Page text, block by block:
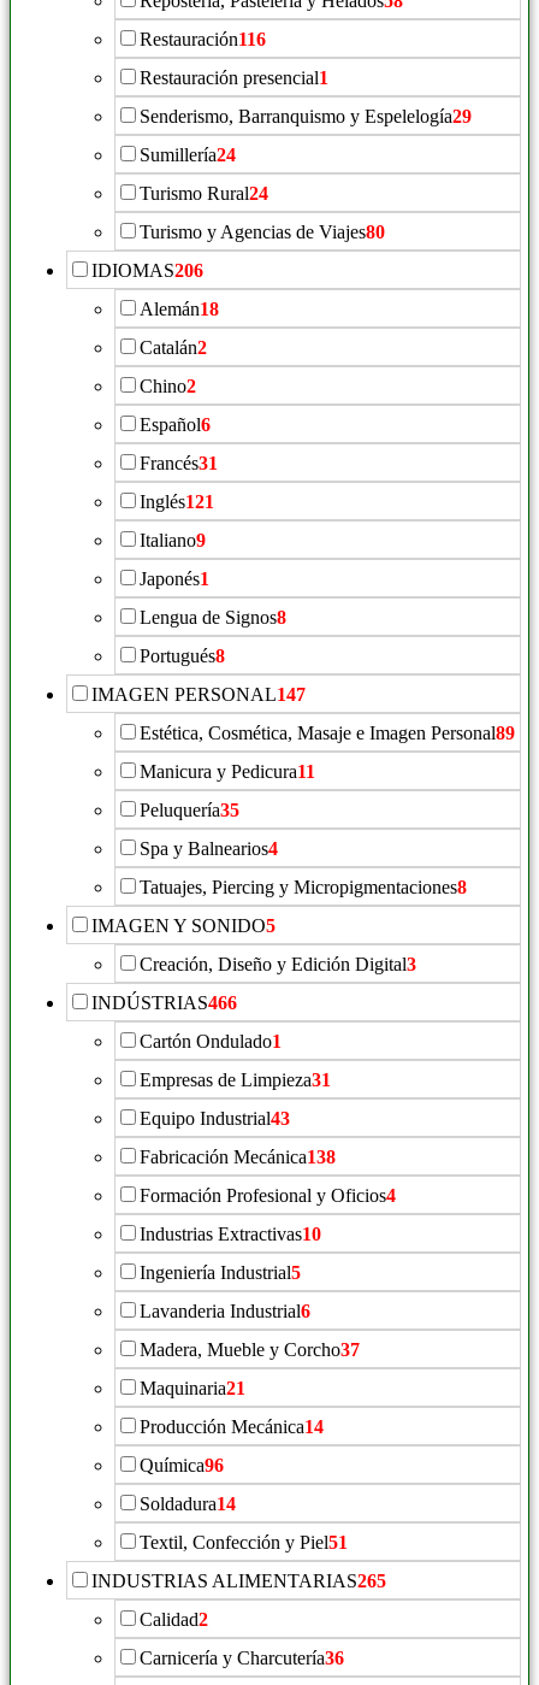
Restauración116
Restauración presencial1
Senderismo, Barranquismo y Espelelogía29
Sumillería24
Turismo Rural24
Turismo y Agencias de Viajes80
IDIOMAS206
Alemán18
Catalán2
Chino2
Español6
Francés31
Inglés121
Italiano9
Japonés1
Lengua de Signos8
Portugués8
IMAGEN PERSONAL147
Estética, Cosmética, Masaje e Imagen Personal89
Manicura y Pedicura11
Peluquería35
Spa y Balnearios4
Tatuajes, Piercing y Micropigmentaciones8
IMAGEN Y SONIDO5
Creación, Diseño y Edición Digital3
INDÚSTRIAS466
Cartón Ondulado1
Empresas de Limpieza31
Equipo Industrial43
Fabricación Mecánica138
Formación Profesional y Oficios4
Industrias Extractivas10
Ingeniería Industrial5
Lavanderia Industrial6
Madera, Mueble y Corcho37
Maquinaria21
Producción Mecánica14
Química96
Soldadura14
Textil, Confección y Piel51
INDUSTRIAS ALIMENTARIAS265
Calidad2
Carnicería y Charcutería36